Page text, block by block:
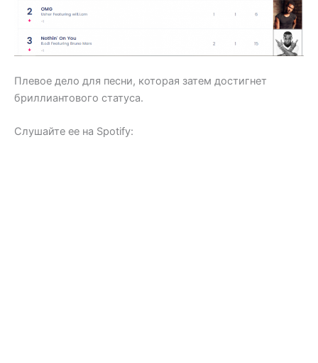
Плевое дело для песни, которая затем достигнет
бриллиантового статуса.
Слушайте ее на Spotify: